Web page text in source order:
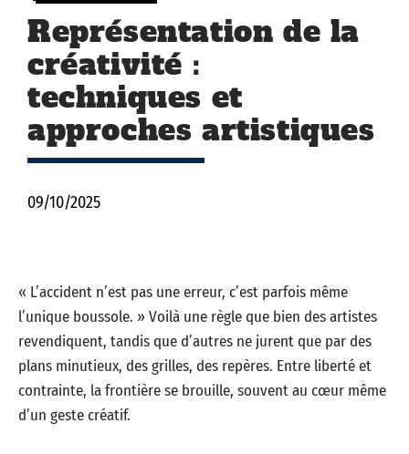
Représentation de la
créativité :
techniques et
approches artistiques
09/10/2025
« L’accident n’est pas une erreur, c’est parfois même
l’unique boussole. » Voilà une règle que bien des artistes
revendiquent, tandis que d’autres ne jurent que par des
plans minutieux, des grilles, des repères. Entre liberté et
contrainte, la frontière se brouille, souvent au cœur même
d’un geste créatif.